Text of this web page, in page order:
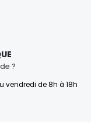
?
vendredi de 8h à 18h